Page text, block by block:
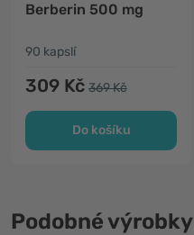
Berberin 500 mg
90 kapslí
309 Kč 369 Kč
Do košíku
Podobné výrobky